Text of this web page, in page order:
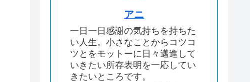
アニ
一日一日感謝の気持ちを持ちた
い人生。小さなことからコツコ
ツとをモットーに日々邁進して
いきたい所存表明を一応してい
きたいところです。